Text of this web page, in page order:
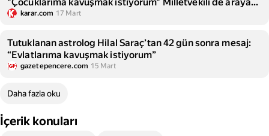
girdikarar.com 17 Mart
Tutuklanan astrolog Hilal Saraç’tan 42 gün sonra mesaj:
“Evlatlarıma kavuşmak istiyorum”
gazetepencere.com 15 Mart
Daha fazla oku
İçerik konuları